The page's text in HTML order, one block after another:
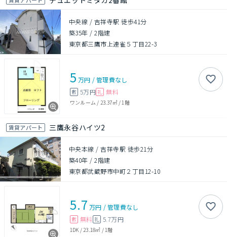
中央線 / 吉祥寺駅 徒歩41分
築35年 /2階建
東京都三鷹市上連雀５丁目22-3
5 万円 /管理費なし
敷 5万円 礼 無料
ワンルーム / 23.37㎡/ 1階
賃貸アパート 三鷹永谷ハイツ2
中央本線 / 吉祥寺駅 徒歩21分
築40年 /2階建
東京都武蔵野市中町２丁目12-10
5.7 万円 /管理費なし
敷 無料 礼 5.7万円
1DK / 23.18㎡ / 1階